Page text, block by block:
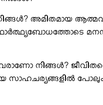
അമിതമായ
നിങ്ങള്‍?
സാഹചര്യങ്ങളില്‍